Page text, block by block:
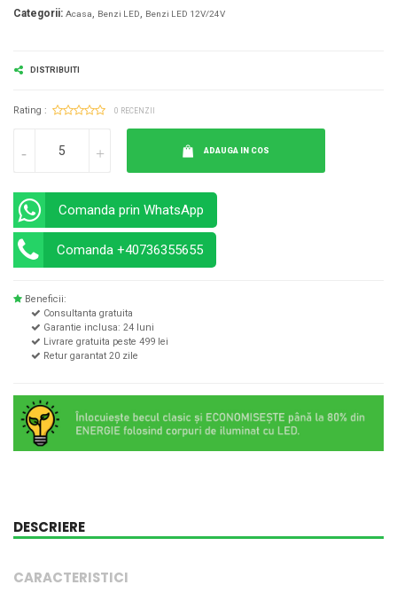
Categorii: Acasa Benzi LED Benzi LED 12V/24V
DISTRIBUITI
Rating : 0 RECENZII
ADAUGA IN COS
Comanda prin WhatsApp
Comanda +40736355655
Beneficii:
Consultanta gratuita
Garantie inclusa: 24 luni
Livrare gratuita peste 499 lei
Retur garantat 20 zile
DESCRIERE
CARACTERISTICI